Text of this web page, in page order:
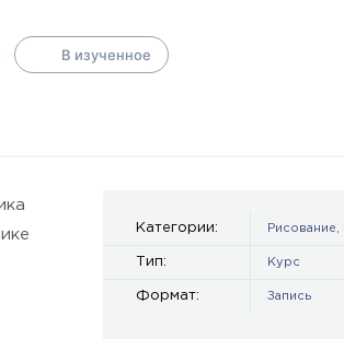
В изученное
Категории: Рисование ,
Тип: Курс
Формат: Запись